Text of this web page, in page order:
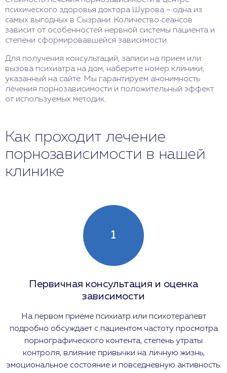
психического здоровья доктора Шурова – одна из
самых выгодных в Сызрани. Количество сеансов
зависит от особенностей нервной системы пациента и
степени сформировавшейся зависимости.
Для получения консультаций, записи на прием или
вызова психиатра на дом, наберите номер клиники,
указанный на сайте. Мы гарантируем анонимность
лечения порнозависимости и положительный эффект
от используемых методик.
Как проходит лечение
порнозависимости в нашей
клинике
1
Первичная консультация и оценка
зависимости
На первом приёме психиатр или психотерапевт
подробно обсуждает с пациентом частоту просмотра
порнографического контента, степень утраты
контроля, влияние привычки на личную жизнь,
эмоциональное состояние и повседневную активность.